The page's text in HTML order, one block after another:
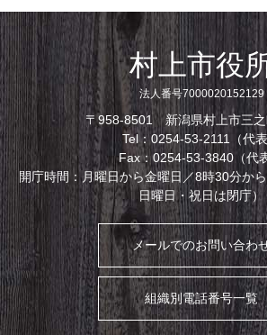
村上市役
法人番号7000020152129
〒958-8501 新潟県村上市三
Tel：0254-53-2111（代
Fax：0254-53-3840（代表
開庁時間：月曜日から金曜日／8時30分か
日曜日・祝日は閉庁）
メールでのお問い合わ
組織別電話番号一覧